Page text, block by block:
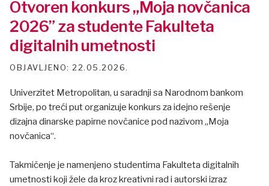
Otvoren konkurs „Moja novčanica
2026” za studente Fakulteta
digitalnih umetnosti
22.05.2026.
Univerzitet Metropolitan, u saradnji sa Narodnom bankom
Srbije, po treći put organizuje konkurs za idejno rešenje
dizajna dinarske papirne novčanice pod nazivom „Moja
novčanica“.
Takmičenje je namenjeno studentima Fakulteta digitalnih
umetnosti koji žele da kroz kreativni rad i autorski izraz